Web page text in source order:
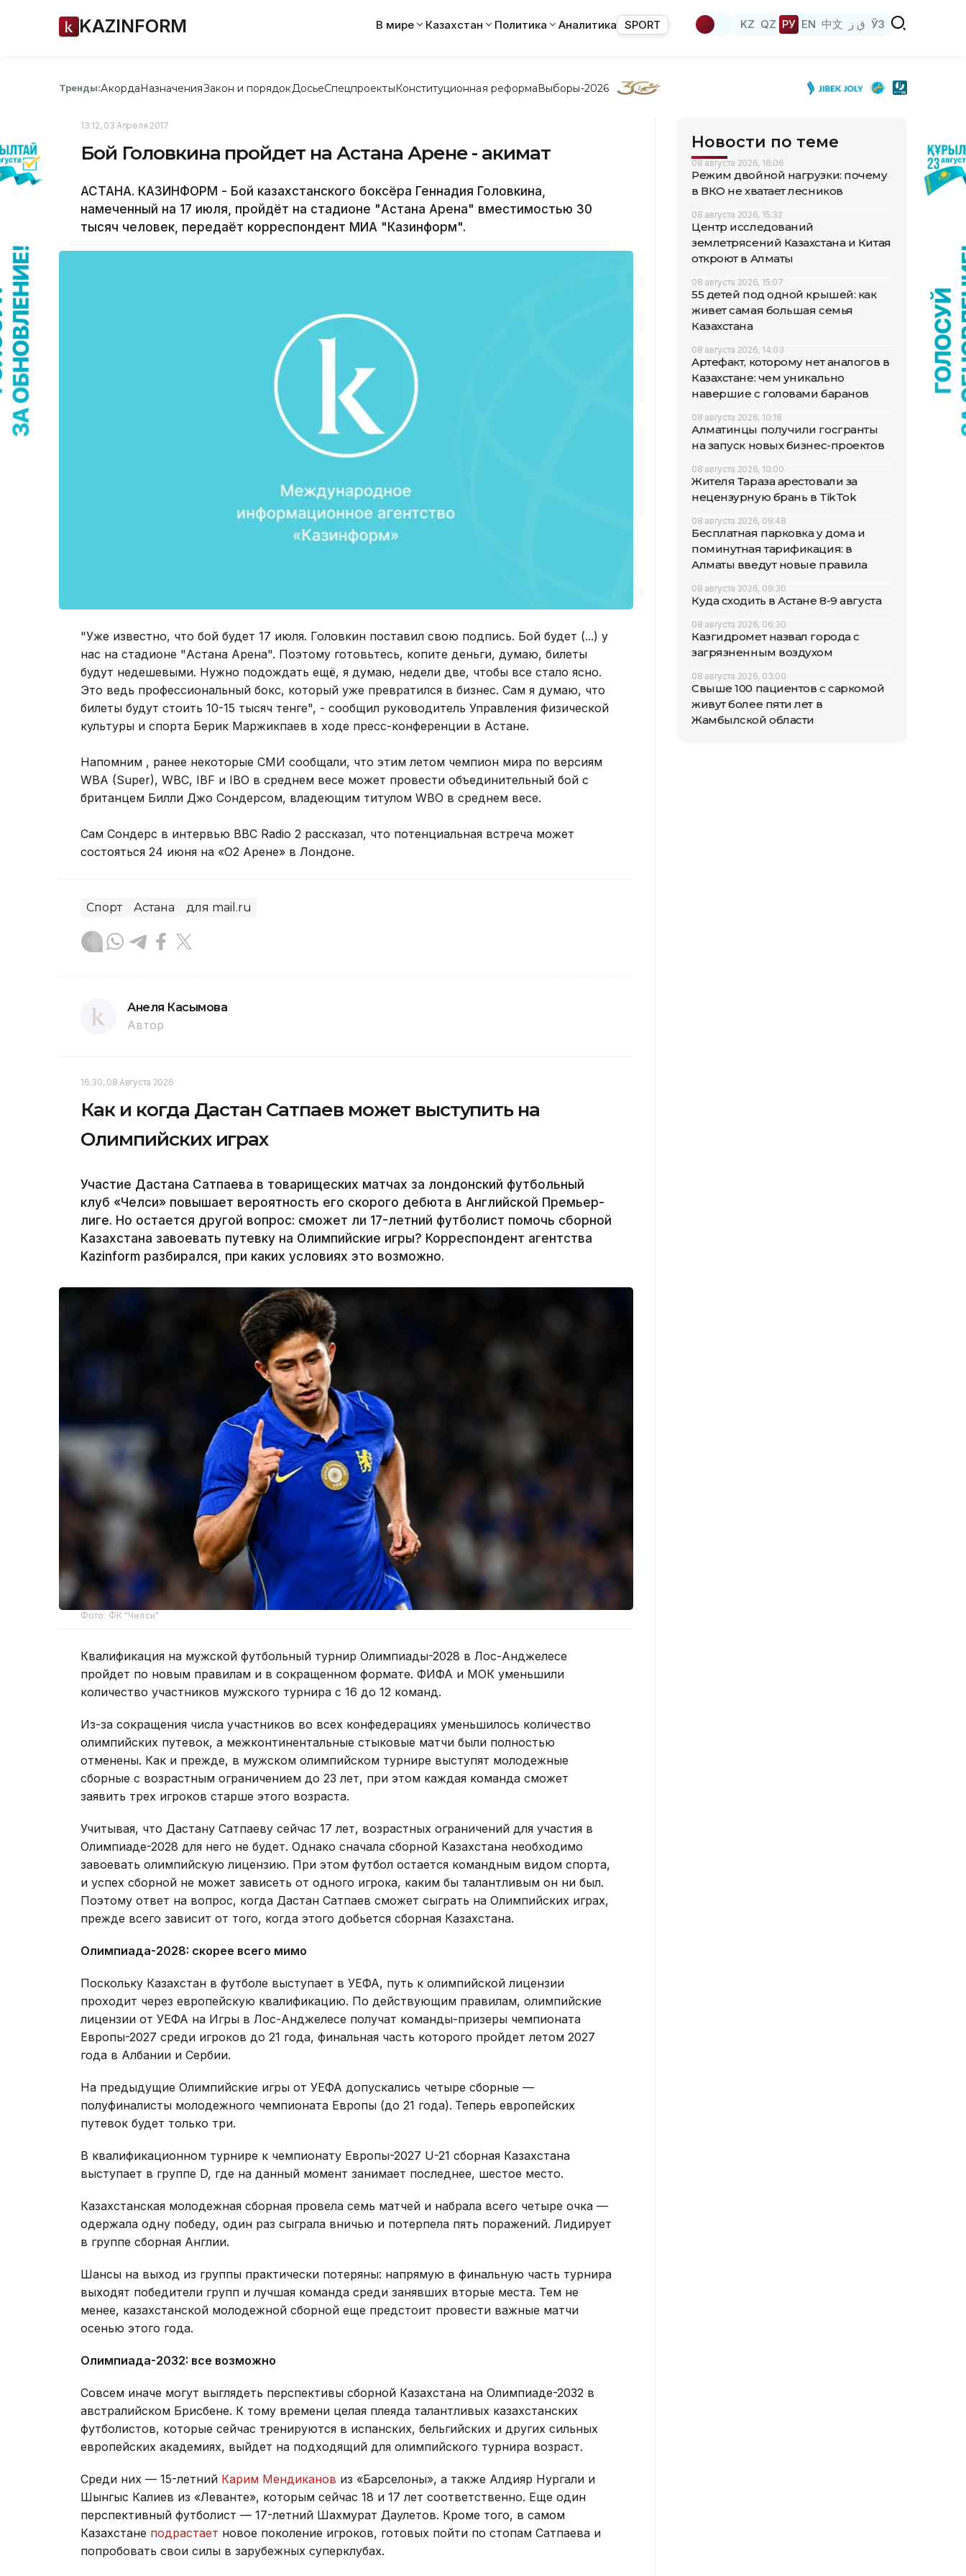
KAZINFORM В мире Казахстан Политика Аналитика SPORT KZ QZ РУ EN 中文 ق ز ЎЗ
Тренды:АкордаНазначенияЗакон и порядок ДосьеСпецпроектыКонституционная реформаВыборы-2026
13:12, 03 Апреля 2017
Бой Головкина пройдет на Астана Арене - акимат
АСТАНА. КАЗИНФОРМ - Бой казахстанского боксёра Геннадия Головкина,
намеченный на 17 июля, пройдёт на стадионе "Астана Арена" вместимостью 30
тысяч человек, передаёт корреспондент МИА "Казинформ".
"Уже известно, что бой будет 17 июля. Головкин поставил свою подпись. Бой будет (...) у
нас на стадионе "Астана Арена". Поэтому готовьтесь, копите деньги, думаю, билеты
будут недешевыми. Нужно подождать ещё, я думаю, недели две, чтобы все стало ясно.
Это ведь профессиональный бокс, который уже превратился в бизнес. Сам я думаю, что
билеты будут стоить 10-15 тысяч тенге", - сообщил руководитель Управления физической
культуры и спорта Берик Маржикпаев в ходе пресс-конференции в Астане.
Напомним , ранее некоторые СМИ сообщали, что этим летом чемпион мира по версиям
WBA (Super), WBC, IBF и IBO в среднем весе может провести объединительный бой с
британцем Билли Джо Сондерсом, владеющим титулом WBO в среднем весе.
Сам Сондерс в интервью BBC Radio 2 рассказал, что потенциальная встреча может
состояться 24 июня на «О2 Арене» в Лондоне.
Спорт Астана для mail.ru
Анеля Касымова
Автор
16:30, 08 Августа 2026
Как и когда Дастан Сатпаев может выступить на
Олимпийских играх
Участие Дастана Сатпаева в товарищеских матчах за лондонский футбольный
клуб «Челси» повышает вероятность его скорого дебюта в Английской Премьер-
лиге. Но остается другой вопрос: сможет ли 17-летний футболист помочь сборной
Казахстана завоевать путевку на Олимпийские игры? Корреспондент агентства
Kazinform разбирался, при каких условиях это возможно.
Фото: ФК "Челси"
Квалификация на мужской футбольный турнир Олимпиады-2028 в Лос-Анджелесе
пройдет по новым правилам и в сокращенном формате. ФИФА и МОК уменьшили
количество участников мужского турнира с 16 до 12 команд.
Из-за сокращения числа участников во всех конфедерациях уменьшилось количество
олимпийских путевок, а межконтинентальные стыковые матчи были полностью
отменены. Как и прежде, в мужском олимпийском турнире выступят молодежные
сборные с возрастным ограничением до 23 лет, при этом каждая команда сможет
заявить трех игроков старше этого возраста.
Учитывая, что Дастану Сатпаеву сейчас 17 лет, возрастных ограничений для участия в
Олимпиаде-2028 для него не будет. Однако сначала сборной Казахстана необходимо
завоевать олимпийскую лицензию. При этом футбол остается командным видом спорта,
и успех сборной не может зависеть от одного игрока, каким бы талантливым он ни был.
Поэтому ответ на вопрос, когда Дастан Сатпаев сможет сыграть на Олимпийских играх,
прежде всего зависит от того, когда этого добьется сборная Казахстана.
Олимпиада-2028: скорее всего мимо
Поскольку Казахстан в футболе выступает в УЕФА, путь к олимпийской лицензии
проходит через европейскую квалификацию. По действующим правилам, олимпийские
лицензии от УЕФА на Игры в Лос-Анджелесе получат команды-призеры чемпионата
Европы-2027 среди игроков до 21 года, финальная часть которого пройдет летом 2027
года в Албании и Сербии.
На предыдущие Олимпийские игры от УЕФА допускались четыре сборные —
полуфиналисты молодежного чемпионата Европы (до 21 года). Теперь европейских
путевок будет только три.
В квалификационном турнире к чемпионату Европы-2027 U-21 сборная Казахстана
выступает в группе D, где на данный момент занимает последнее, шестое место.
Казахстанская молодежная сборная провела семь матчей и набрала всего четыре очка —
одержала одну победу, один раз сыграла вничью и потерпела пять поражений. Лидирует
в группе сборная Англии.
Шансы на выход из группы практически потеряны: напрямую в финальную часть турнира
выходят победители групп и лучшая команда среди занявших вторые места. Тем не
менее, казахстанской молодежной сборной еще предстоит провести важные матчи
осенью этого года.
Олимпиада-2032: все возможно
Совсем иначе могут выглядеть перспективы сборной Казахстана на Олимпиаде-2032 в
австралийском Брисбене. К тому времени целая плеяда талантливых казахстанских
футболистов, которые сейчас тренируются в испанских, бельгийских и других сильных
европейских академиях, выйдет на подходящий для олимпийского турнира возраст.
Среди них — 15-летний Карим Мендиканов из «Барселоны», а также Алдияр Нургали и
Шынгыс Калиев из «Леванте», которым сейчас 18 и 17 лет соответственно. Еще один
перспективный футболист — 17-летний Шахмурат Даулетов. Кроме того, в самом
Казахстане подрастает новое поколение игроков, готовых пойти по стопам Сатпаева и
попробовать свои силы в зарубежных суперклубах.
Новости по теме
08 августа 2026, 16:06
Режим двойной нагрузки: почему
в ВКО не хватает лесников
08 августа 2026, 15:32
Центр исследований
землетрясений Казахстана и Китая
откроют в Алматы
08 августа 2026, 15:07
55 детей под одной крышей: как
живет самая большая семья
Казахстана
08 августа 2026, 14:03
Артефакт, которому нет аналогов в
Казахстане: чем уникально
навершие с головами баранов
08 августа 2026, 10:18
Алматинцы получили госгранты
на запуск новых бизнес-проектов
08 августа 2026, 10:00
Жителя Тараза арестовали за
нецензурную брань в TikTok
08 августа 2026, 09:48
Бесплатная парковка у дома и
поминутная тарификация: в
Алматы введут новые правила
08 августа 2026, 09:30
Куда сходить в Астане 8-9 августа
08 августа 2026, 06:30
Казгидромет назвал города с
загрязненным воздухом
08 августа 2026, 03:00
Свыше 100 пациентов с саркомой
живут более пяти лет в
Жамбылской области